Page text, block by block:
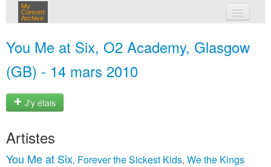
My
Concert
Archive
You Me at Six, O2 Academy, Glasgow
(GB) - 14 mars 2010
J'y étais
Artistes
You Me at Six, Forever the Sickest Kids, We the Kings